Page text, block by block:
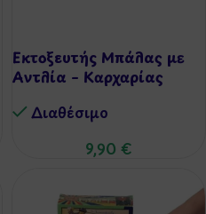
Εκτοξευτής Μπάλας με
Αντλία – Καρχαρίας
Διαθέσιμo
9,90 €